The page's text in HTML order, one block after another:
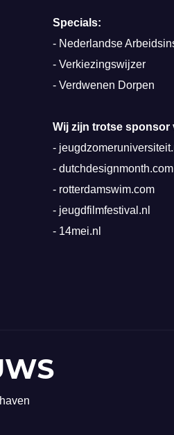
Specials:
- Nederlandse
- Verkiezingswijzer
- Verdwenen Dorpen
Wij zijn trotse sponsor
-
- dutchdesignmonth.com
- rotterdamswim.com
- jeugdfilmfestival.nl
- 14mei.nl